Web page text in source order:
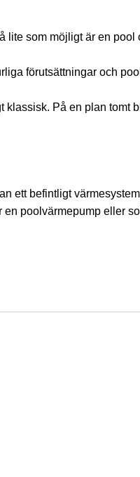
lite som möjligt är en pool
förutsättningar och
klassisk. På en plan tomt
ett befintligt
poolvärmepump eller